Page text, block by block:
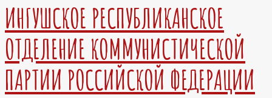
ИНГУШСКОЕ РЕСПУБЛИКАНСКОЕ
ОТДЕЛЕНИЕ КОММУНИСТИЧЕСКОЙ
ПАРТИИ РОССИЙСКОЙ ФЕДЕРАЦИИ